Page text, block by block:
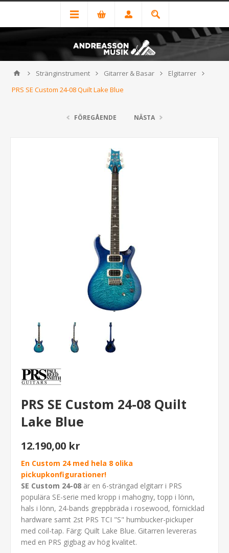
Stränginstrument Gitarrer & Basar
Elgitarrer
PRS SE Custom 24-08 Quilt Lake Blue
FÖREGÅENDE NÄSTA
PRS SE Custom 24-08 Quilt
Lake Blue
12.190,00 kr
En Custom 24 med hela 8 olika
pickupkonfigurationer!
SE Custom 24-08 är en 6-strängad elgitarr i PRS
populära SE-serie med kropp i mahogny, topp i lönn,
hals i lönn, 24-bands greppbräda i rosewood, förnicklad
hardware samt 2st PRS TCI "S" humbucker-pickuper
med coil-tap. Färg: Quilt Lake Blue. Gitarren levereras
med en PRS gigbag av hög kvalitet.